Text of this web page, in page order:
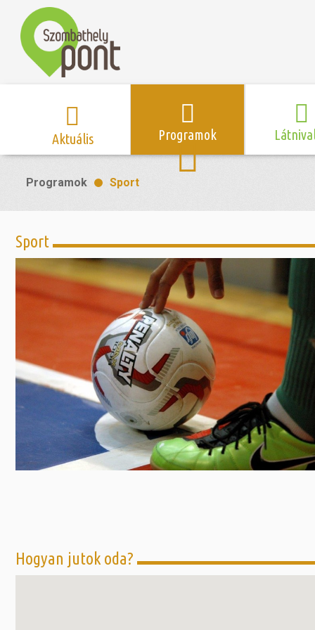
Aktuális Programok
Program naptár
Mozi
Színház/Tánc
Előadás/Kiállítás
Gyerekeknek
Sport
Buli/Disco
Kiemelt rendezvények
Tanfolyam, képzés
Ünnepek,
Szent
Zsidó
most
Fák
Hírek
Sport és
Egyéb
Röplabda
Programok Sport
Sport
Hogyan jutok oda?